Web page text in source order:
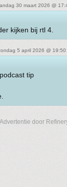
30 maart 2026 @
kijken bij rtl 4.
5 april 2026 @ 19:50
tip
door